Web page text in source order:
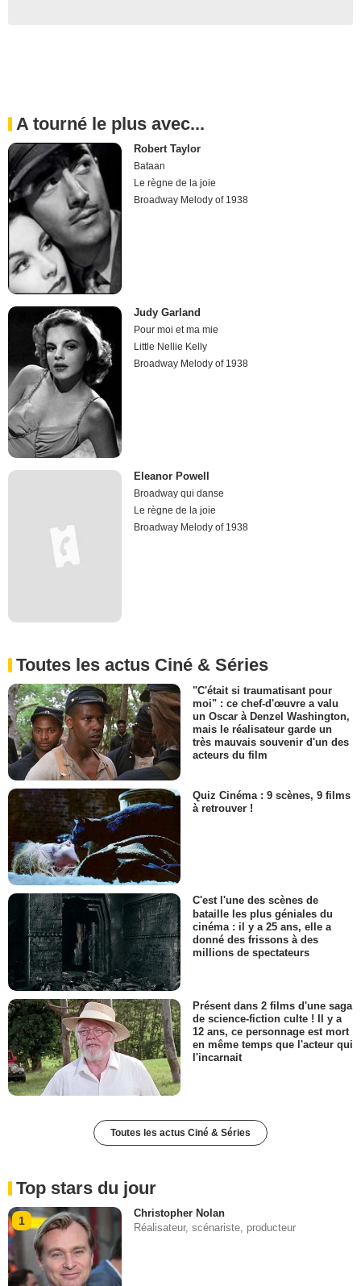
A tourné le plus avec...
Robert Taylor
Bataan
Le règne de la joie
Broadway Melody of 1938
Judy Garland
Pour moi et ma mie
Little Nellie Kelly
Broadway Melody of 1938
Eleanor Powell
Broadway qui danse
Le règne de la joie
Broadway Melody of 1938
Toutes les actus Ciné & Séries
"C'était si traumatisant pour
moi" : ce chef-d'œuvre a valu
un Oscar à Denzel Washington,
mais le réalisateur garde un
très mauvais souvenir d'un des
acteurs du film
Quiz Cinéma : 9 scènes, 9 films
à retrouver !
C'est l'une des scènes de
bataille les plus géniales du
cinéma : il y a 25 ans, elle a
donné des frissons à des
millions de spectateurs
Présent dans 2 films d'une saga
de science-fiction culte ! Il y a
12 ans, ce personnage est mort
en même temps que l'acteur qui
l'incarnait
Toutes les actus Ciné & Séries
Top stars du jour
1
Christopher Nolan
Réalisateur, scénariste, producteur